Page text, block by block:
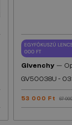
EGYFÓKUSZÚ
000 FT
Givenchy —
GV50038U -
53 000 Ft 67